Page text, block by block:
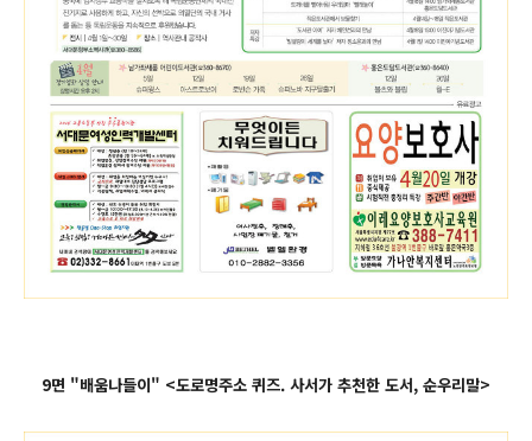
9면 "배움나들이" <도로명주소 퀴즈. 사서가 추천한 도서, 순우리말>